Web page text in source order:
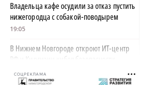
Владельца кафе осудили за отказ пустить
нижегородца с собакой-поводырем
19:05
В Нижнем Новгороде откроют ИТ-центр
РФ и Киргизии кибербезопасности
18:37
СОЦРЕКЛАМА